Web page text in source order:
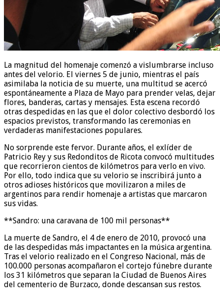
La magnitud del homenaje comenzó a vislumbrarse incluso
antes del velorio. El viernes 5 de junio, mientras el país
asimilaba la noticia de su muerte, una multitud se acercó
espontáneamente a Plaza de Mayo para prender velas, dejar
flores, banderas, cartas y mensajes. Esta escena recordó
otras despedidas en las que el dolor colectivo desbordó los
espacios previstos, transformando las ceremonias en
verdaderas manifestaciones populares.
No sorprende este fervor. Durante años, el exlíder de
Patricio Rey y sus Redonditos de Ricota convocó multitudes
que recorrieron cientos de kilómetros para verlo en vivo.
Por ello, todo indica que su velorio se inscribirá junto a
otros adioses históricos que movilizaron a miles de
argentinos para rendir homenaje a artistas que marcaron
sus vidas.
**Sandro: una caravana de 100 mil personas**
La muerte de Sandro, el 4 de enero de 2010, provocó una
de las despedidas más impactantes en la música argentina.
Tras el velorio realizado en el Congreso Nacional, más de
100.000 personas acompañaron el cortejo fúnebre durante
los 31 kilómetros que separan la Ciudad de Buenos Aires
del cementerio de Burzaco, donde descansan sus restos.